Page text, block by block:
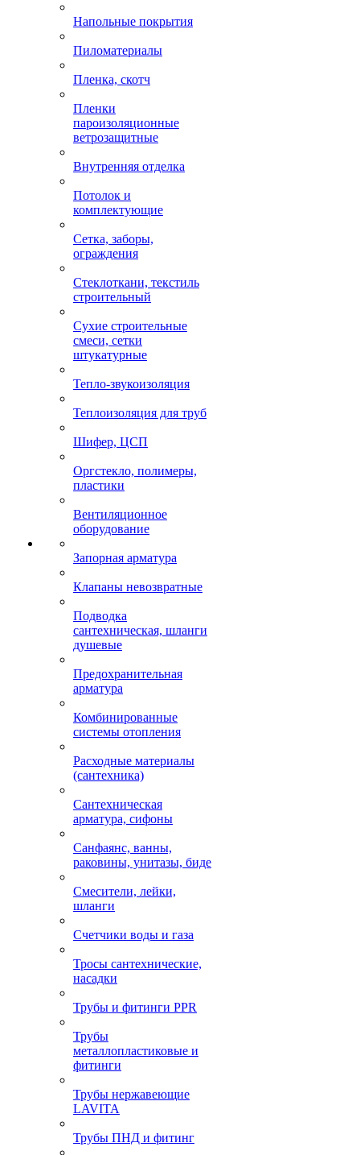
Напольные покрытия
Пиломатериалы
Пленка, скотч
Пленки
пароизоляционные
ветрозащитные
Внутренняя отделка
Потолок и
комплектующие
Сетка, заборы,
ограждения
Стеклоткани, текстиль
строительный
Сухие строительные
смеси, сетки
штукатурные
Тепло-звукоизоляция
Теплоизоляция для труб
Шифер, ЦСП
Оргстекло, полимеры,
пластики
Вентиляционное
оборудование
Запорная арматура
Клапаны невозвратные
Подводка
сантехническая, шланги
душевые
Предохранительная
арматура
Комбинированные
системы отопления
Расходные материалы
(сантехника)
Сантехническая
арматура, сифоны
Санфаянс, ванны,
раковины, унитазы, биде
Смесители, лейки,
шланги
Счетчики воды и газа
Тросы сантехнические,
насадки
Трубы и фитинги PPR
Трубы
металлопластиковые и
фитинги
Трубы нержавеющие
LAVITA
Трубы ПНД и фитинг